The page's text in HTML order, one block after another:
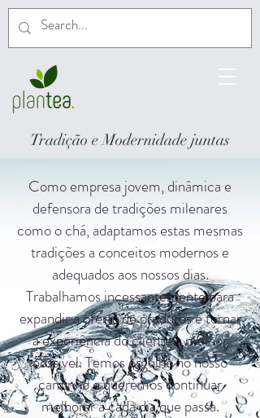
Tradição e Modernidade juntas
Como empresa jovem, dinâmica e
defensora de tradições milenares
como o chá, adaptamos estas mesmas
tradições a conceitos modernos e
adequados aos nossos dias.
Trabalhamos incessantemente para
expandir a oferta de produtos e tornar
a experiência do cliente a melhor
possível. Temos orgulho no nosso
caminho e queremos continuar
melhorar a cada dia que passa.